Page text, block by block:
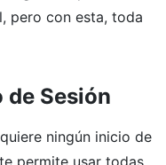
pero con esta, toda
de Sesión
ningún inicio de
permite usar todas